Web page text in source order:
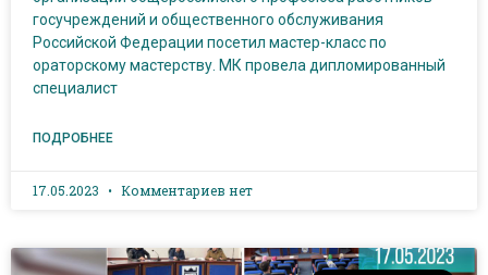
госучреждений и общественного обслуживания
Российской Федерации посетил мастер-класс по
ораторскому мастерству. МК провела дипломированный
специалист
ПОДРОБНЕЕ
17.05.2023 Комментариев нет